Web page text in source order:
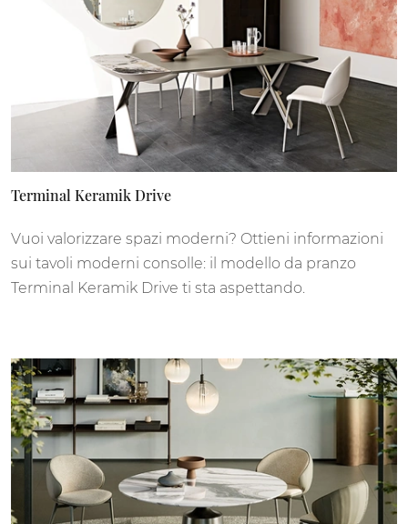
Terminal Keramik Drive
Vuoi valorizzare spazi moderni? Ottieni informazioni
sui tavoli moderni consolle: il modello da pranzo
Terminal Keramik Drive ti sta aspettando.